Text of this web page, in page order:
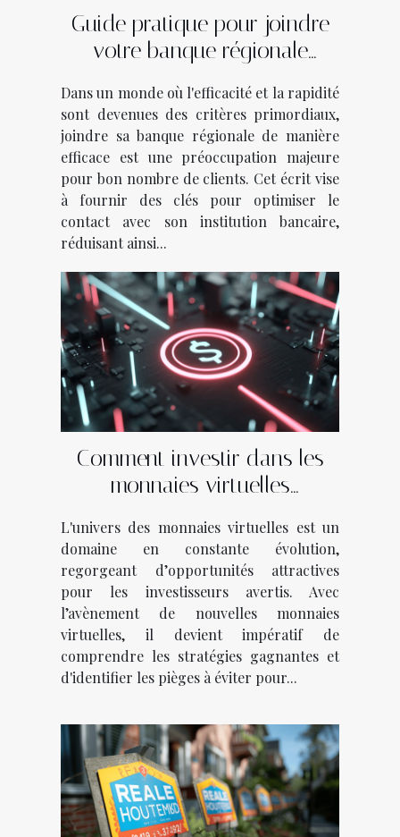
Guide pratique pour joindre
votre banque régionale
Dans un monde où l'efficacité et la rapidité
sont devenues des critères primordiaux,
joindre sa banque régionale de manière
efficace est une préoccupation majeure
pour bon nombre de clients. Cet écrit vise
à fournir des clés pour optimiser le
contact avec son institution bancaire,
réduisant ainsi...
Comment investir dans les
monnaies virtuelles
gagnantes et pièges à éviter
L'univers des monnaies virtuelles est un
domaine en constante évolution,
regorgeant d’opportunités attractives
pour les investisseurs avertis. Avec
l’avènement de nouvelles monnaies
virtuelles, il devient impératif de
comprendre les stratégies gagnantes et
d'identifier les pièges à éviter pour...